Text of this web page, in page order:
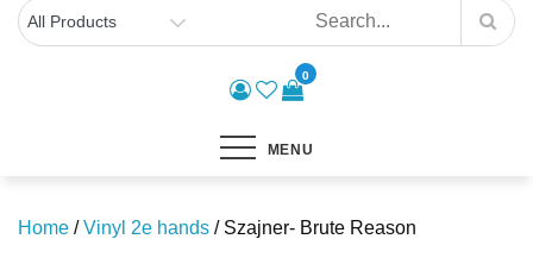
0
MENU
Home /Vinyl 2e hands / Szajner- Brute Reason